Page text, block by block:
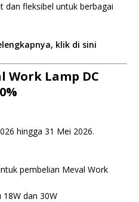
dan fleksibel untuk berbagai
klik di sini
Work Lamp DC
hingga 31 Mei 2026.
pembelian Meval Work
18W dan 30W